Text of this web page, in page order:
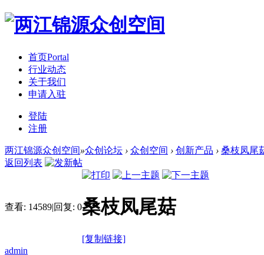
首页Portal
行业动态
关于我们
申请入驻
登陆
注册
两江锦源众创空间»众创论坛 › 众创空间 › 创新产品 › 桑枝凤尾
返回列表
查看: 14589|回复: 0桑枝凤尾菇
[复制链接]
admin